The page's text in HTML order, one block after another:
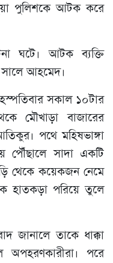
পুলিশকে আটক করে
ঘটে। আটক ব্যক্তি
সালে আহমেদ।
সকাল ১০টার
মৌখাড়া বাজারের
পথে মহিষভাঙ্গা
পৌঁছালে সাদা একটি
থেকে কয়েকজন নেমে
হাতকড়া পরিয়ে তুলে
জানালে তাকে ধাক্কা
পরে